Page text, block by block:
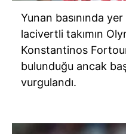
Yunan basınında
lacivertli takımın
Konstantinos
bulunduğu ancak
vurgulandı.